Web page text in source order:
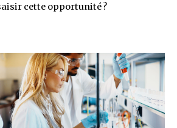
cette opportunité ?